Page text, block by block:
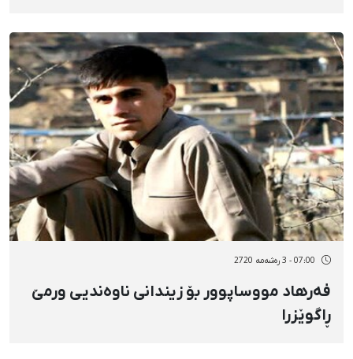
بەردەم دادگوستەریی سنە
07:00 - 3 رەشەمه 2720
فەرهاد مووساپوور بۆ زیندانی ناوەندیی ورمێ
ڕاگوێزرا